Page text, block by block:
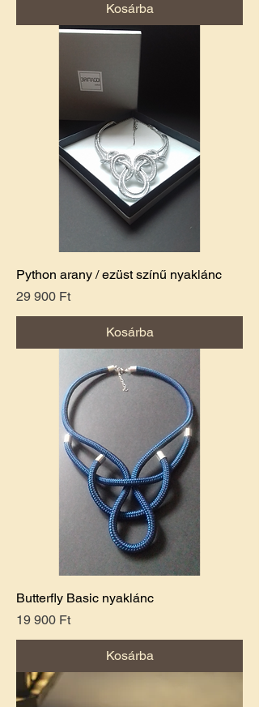
Kosárba
Python arany / ezüst színű nyaklánc
Ár
29 900 Ft
Kosárba
Butterfly Basic nyaklánc
Ár
19 900 Ft
Kosárba